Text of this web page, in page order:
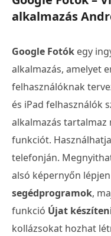
alkalmazás
Google Fotók egy
alkalmazás, amelyet
felhasználóknak
és iPad felhasználók
alkalmazás tartalmaz
funkciót.
telefonján.
alsó képernyőn
segédprogramok,
funkció Újat
kollázsokat hozhat